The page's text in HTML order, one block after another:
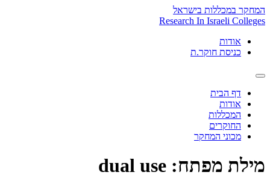
Skip
to
המחקר במכללות בישראל
Research In Israeli Colleges
אודות
כניסת חוקר.ת
דף הבית
אודות
המכללות
החוקרים
מכוני המחקר
מילת מפתח: dual use